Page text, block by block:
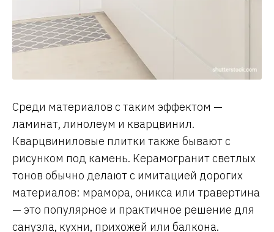
Среди материалов с таким эффектом —
ламинат, линолеум и кварцвинил.
Кварцвиниловые плитки также бывают с
рисунком под камень. Керамогранит светлых
тонов обычно делают с имитацией дорогих
материалов: мрамора, оникса или травертина
— это популярное и практичное решение для
санузла, кухни, прихожей или балкона.